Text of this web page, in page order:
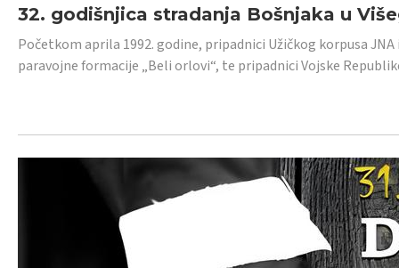
32. godišnjica stradanja Bošnjaka u
Početkom aprila 1992. godine, pripadnici Užičkog korpusa
paravojne formacije „Beli orlovi“, te pripadnici Vojske